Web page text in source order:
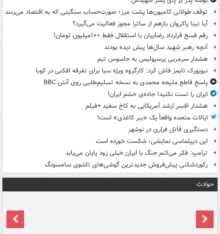
توقف طولانی کامیون‌ها پشت مرز؛ صورت‌حساب سنگینی که به اقتصاد می‌رسد
آیا تینا پاکروان بازهم از ساترا مجوز فعالیت می‌گیرد؟
رقم فسخ قرارداد رضاییان با استقلال فقط ۱۰۰میلیون تومان!
آنچه رهبر شهید سال‌ها پیش دیده بودند
هشدار سرمربی پرسپولیس به جاسوس تیم
نیویورک تایمز فاش کرد: کارگروه ویژه سیا برای تفرقه افکنی در کوبا
پاسخ قاطع ملیحه محمدی به نسخه تسلیم‌طلبی روی آنتن BBC
ایران را تست نکنید! جاده‌ی خشم ایران!
هشدار افسر ارشد آمریکایی به کاخ سفید +فیلم
ایالات متحده واقعاً یک «ببر کاغذی» است!
دستگیری قاتل فراری در نوشهر
این دیپلماسی نمایشی، شکست خورده است
ترامپ: فکر می‌کنم جنگ با ایران خیلی زود پایان می‌یابد
رکوردشکنی پیش‌فروش جدیدترین گوشی‌های تاشوی سامسونگ
حوادث